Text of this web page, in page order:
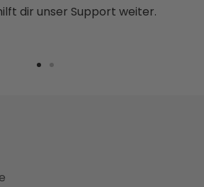
dir unser Support weiter.